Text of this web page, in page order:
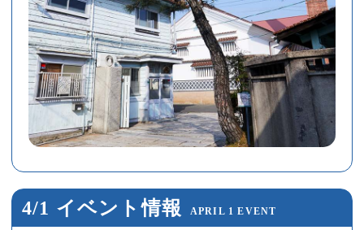
4/1 イベント情報 APRIL 1 EVENT